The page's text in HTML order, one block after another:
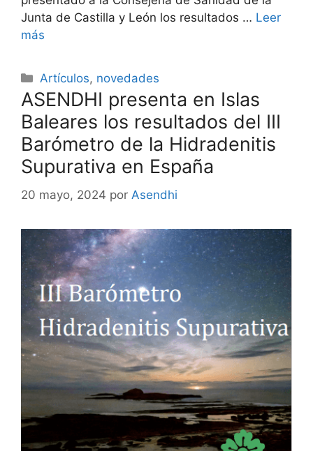
Junta de Castilla y León los resultados … Leer
más
Categorías
Artículos, novedades
ASENDHI presenta en Islas
Baleares los resultados del III
Barómetro de la Hidradenitis
Supurativa en España
20 mayo, 2024 por Asendhi